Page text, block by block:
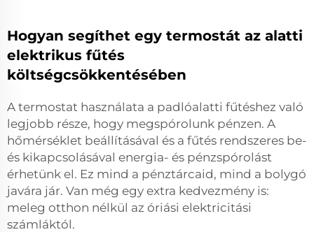
Hogyan segíthet egy termostát az alatti
elektrikus fűtés
költségcsökkentésében
A termostat használata a padlóalatti fűtéshez való
legjobb része, hogy megspórolunk pénzen. A
hőmérséklet beállításával és a fűtés rendszeres be-
és kikapcsolásával energia- és pénzspórolást
érhetünk el. Ez mind a pénztárcaid, mind a bolygó
javára jár. Van még egy extra kedvezmény is:
meleg otthon nélkül az óriási elektricitási
számláktól.